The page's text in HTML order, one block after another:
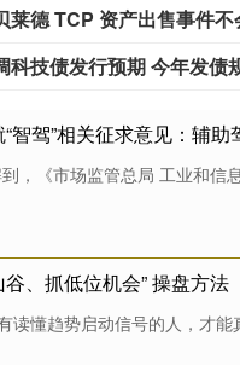
莱德 TCP 资产出售事件
科技债发行预期 今年发债
智驾”相关征求意见：辅
，《市场监管总局 工业和信
、抓低位机会” 操盘方法
读懂趋势启动信号的人，才